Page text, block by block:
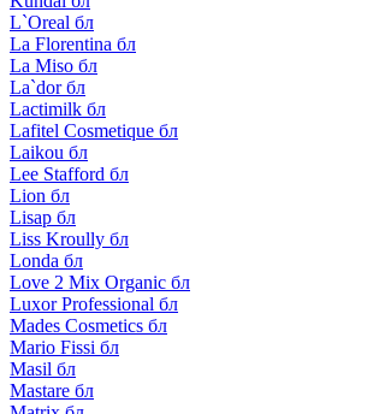
L`Oreal бл
La Florentina бл
La Miso бл
La`dor бл
Lactimilk бл
Lafitel Cosmetique бл
Laikou бл
Lee Stafford бл
Lion бл
Lisap бл
Liss Kroully бл
Londa бл
Love 2 Mix Organic бл
Luxor Professional бл
Mades Cosmetics бл
Mario Fissi бл
Masil бл
Mastare бл